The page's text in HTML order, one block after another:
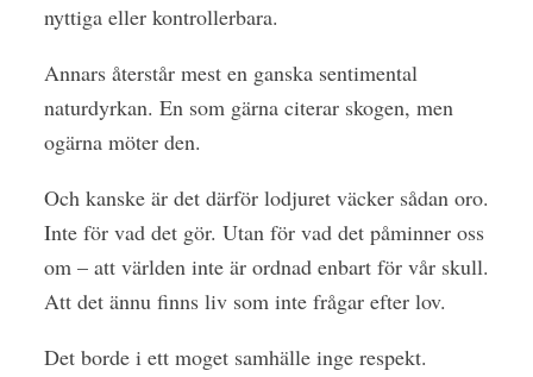
nyttiga eller kontrollerbara.
Annars återstår mest en ganska sentimental
naturdyrkan. En som gärna citerar skogen, men
ogärna möter den.
Och kanske är det därför lodjuret väcker sådan oro.
Inte för vad det gör. Utan för vad det påminner oss
om – att världen inte är ordnad enbart för vår skull.
Att det ännu finns liv som inte frågar efter lov.
Det borde i ett moget samhälle inge respekt.